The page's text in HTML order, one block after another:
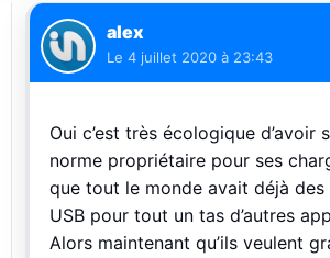
alex
Le 4 juillet 2020 à 23:43
Oui c’est très écologique d’avoir
norme propriétaire pour ses
que tout le monde avait déjà des
USB pour tout un tas d’autres
Alors maintenant qu’ils veulent